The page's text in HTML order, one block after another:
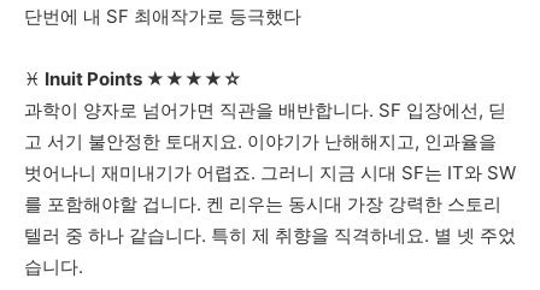
단번에 내 SF 최애작가로 등극했다
♓ Inuit Points ★★★★☆
과학이 양자로 넘어가면 직관을 배반합니다. SF 입장에선, 딛
고 서기 불안정한 토대지요. 이야기가 난해해지고, 인과율을
벗어나니 재미내기가 어렵죠. 그러니 지금 시대 SF는 IT와 SW
를 포함해야할 겁니다. 켄 리우는 동시대 가장 강력한 스토리
텔러 중 하나 같습니다. 특히 제 취향을 직격하네요. 별 넷 주었
습니다.